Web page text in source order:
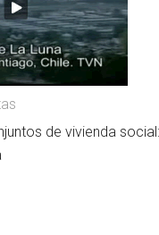
de vivienda